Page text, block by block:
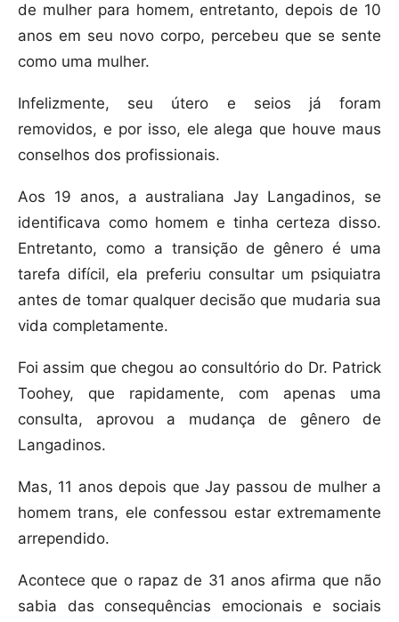
de mulher para homem, entretanto, depois de 10
anos em seu novo corpo, percebeu que se sente
como uma mulher.
Infelizmente, seu útero e seios já foram
removidos, e por isso, ele alega que houve maus
conselhos dos profissionais.
Aos 19 anos, a australiana Jay Langadinos, se
identificava como homem e tinha certeza disso.
Entretanto, como a transição de gênero é uma
tarefa difícil, ela preferiu consultar um psiquiatra
antes de tomar qualquer decisão que mudaria sua
vida completamente.
Foi assim que chegou ao consultório do Dr. Patrick
Toohey, que rapidamente, com apenas uma
consulta, aprovou a mudança de gênero de
Langadinos.
Mas, 11 anos depois que Jay passou de mulher a
homem trans, ele confessou estar extremamente
arrependido.
Acontece que o rapaz de 31 anos afirma que não
sabia das consequências emocionais e sociais